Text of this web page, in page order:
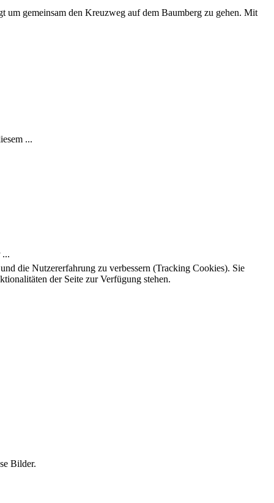
gemeinsam den Kreuzweg auf dem Baumberg zu gehen. Mit
...
...
Bilder.
die Nutzererfahrung zu verbessern (Tracking Cookies). Sie
der Seite zur Verfügung stehen.